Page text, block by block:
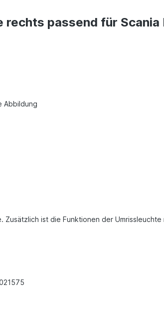
passend für Scania
Abbildung
ist die Funktionen der